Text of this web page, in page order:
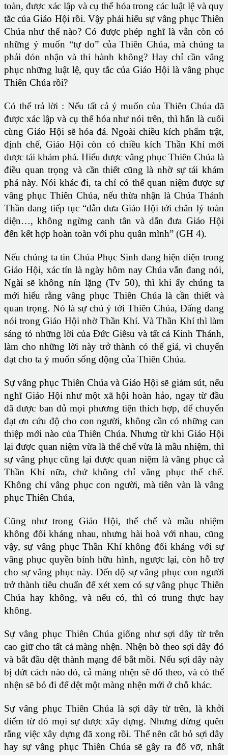
toàn, được xác lập và cụ thể hóa trong các luật lệ và quy
tắc của Giáo Hội rồi. Vậy phải hiểu sự vâng phục Thiên
Chúa như thế nào? Có được phép nghĩ là vẫn còn có
những ý muốn “tự do” của Thiên Chúa, mà chúng ta
phải đón nhận và thi hành không? Hay chỉ cần vâng
phục những luật lệ, quy tắc của Giáo Hội là vâng phục
Thiên Chúa rồi?
Có thể trả lời : Nếu tất cả ý muốn của Thiên Chúa đã
được xác lập và cụ thể hóa như nói trên, thì hẳn là cuối
cùng Giáo Hội sẽ hóa đá. Ngoài chiều kích phẩm trật,
định chế, Giáo Hội còn có chiều kích Thần Khí mới
được tái khám phá. Hiểu được vâng phục Thiên Chúa là
điều quan trọng và cần thiết cũng là nhờ sự tái khám
phá này. Nói khác đi, ta chỉ có thể quan niệm được sự
vâng phục Thiên Chúa, nếu thừa nhận là Chúa Thánh
Thần đang tiếp tục “dẫn đưa Giáo Hội tới chân lý toàn
diện…, không ngừng canh tân và dẫn đưa Giáo Hội
đến kết hợp hoàn toàn với phu quân mình” (GH 4).
Nếu chúng ta tin Chúa Phục Sinh đang hiện diện trong
Giáo Hội, xác tín là ngày hôm nay Chúa vẫn đang nói,
Ngài sẽ không nín lặng (Tv 50), thì khi ấy chúng ta
mới hiểu rằng vâng phục Thiên Chúa là cần thiết và
quan trọng. Nó là sự chú ý tới Thiên Chúa, Đấng đang
nói trong Giáo Hội nhờ Thần Khí. Và Thần Khí thì làm
sáng tỏ những lời của Đức Giêsu và tất cả Kinh Thánh,
làm cho những lời này trở thành có thế giá, vì chuyển
đạt cho ta ý muốn sống động của Thiên Chúa.
Sự vâng phục Thiên Chúa và Giáo Hội sẽ giảm sút, nếu
nghĩ Giáo Hội như một xã hội hoàn hảo, ngay từ đầu
đã được ban đủ mọi phương tiện thích hợp, để chuyển
đạt ơn cứu độ cho con người, không cần có những can
thiệp mới nào của Thiên Chúa. Nhưng từ khi Giáo Hội
lại được quan niệm vừa là thể chế vừa là mầu nhiệm, thì
sự vâng phục cũng lại được quan niệm là vâng phục cả
Thần Khí nữa, chứ không chỉ vâng phục thể chế.
Không chỉ vâng phục con người, mà tiên vàn là vâng
phục Thiên Chúa,
Cũng như trong Giáo Hội, thể chế và mầu nhiệm
không đối kháng nhau, nhưng hài hoà với nhau, cũng
vậy, sự vâng phục Thần Khí không đối kháng với sự
vâng phục quyền bính hữu hình, ngược lại, còn hỗ trợ
cho sự vâng phục này. Ðến độ sự vâng phục con người
trở thành tiêu chuẩn để xét xem có sự vâng phục Thiên
Chúa hay không, và nếu có, thì có trung thực hay
không.
Sự vâng phục Thiên Chúa giống như sợi dây từ trên
cao giữ cho tất cả màng nhện. Nhện bò theo sợi dây đó
và bắt đầu dệt thành mạng để bắt mồi. Nếu sợi dây này
bị đứt cách nào đó, cả màng nhện sẽ đổ theo, và có thể
nhện sẽ bỏ đi để dệt một màng nhện mới ở chỗ khác.
Sự vâng phục Thiên Chúa là sợi dây từ trên, là khởi
điểm từ đó mọi sự được xây dựng. Nhưng đừng quên
rằng việc xây dựng đã xong rồi. Thế nên cắt bỏ sợi dây
hay sự vâng phục Thiên Chúa sẽ gây ra đổ vỡ, nhất